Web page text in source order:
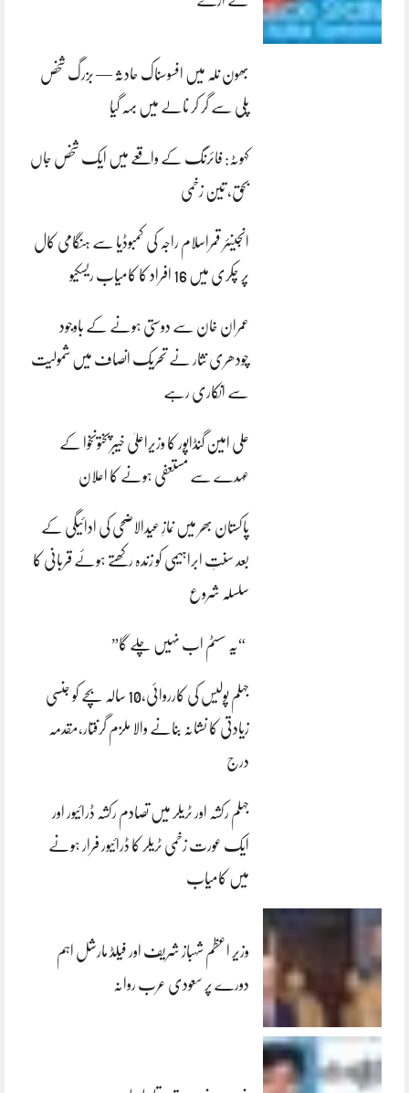
بھون نلہ میں افسوسناک حادثہ — بزرگ شخص
پلی سے گر کر نالے میں بہہ گیا
کہوٹہ: فائرنگ کے واقعے میں ایک شخص جاں
بحق، تین زخمی
انجینئر قمراسلام راجہ کی کمبوڈیا سے ہنگامی کال
پر چکری میں 16 افراد کا کامیاب ریسکیو
عمران خان سے دوستی ہونے کے باوجود
چودھری نثار نے تحریک انصاف میں شمولیت
سے انکاری رہے
علی امین گنڈاپور کا وزیراعلیٰ خیبرپختونخوا کے
عہدے سے مستعفی ہونے کا اعلان
پاکستان بھر میں نمازِ عیدالاضحی کی ادائیگی کے
بعد سنتِ ابراہیمی کو زندہ رکھتے ہوئے قربانی کا
سلسلہ شروع
“یہ سسٹم اب نہیں چلے گا”
جہلم پولیس کی کارروائی،10 سالہ بچے کو جنسی
زیادتی کا نشانہ بنانے والا ملزم گرفتار،مقدمہ
درج
جہلم رکشہ اور ٹریلر میں تصادم رکشہ ڈرائیور اور
ایک عورت زخمی ٹریلر کا ڈرائیور فرار ہونے
میں کامیاب
وزیر اعظم شہباز شریف اور فیلڈ مارشل اہم
دورے پر سعودی عرب روانہ